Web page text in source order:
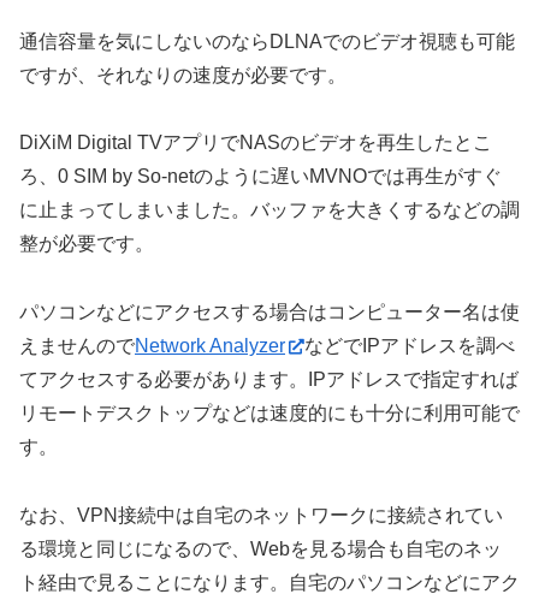
通信容量を気にしないのならDLNAでのビデオ視聴も可能
ですが、それなりの速度が必要です。
DiXiM Digital TVアプリでNASのビデオを再生したとこ
ろ、0 SIM by So-netのように遅いMVNOでは再生がすぐ
に止まってしまいました。バッファを大きくするなどの調
整が必要です。
パソコンなどにアクセスする場合はコンピューター名は使
えませんのでNetwork Analyzer
などでIPアドレスを調べ
てアクセスする必要があります。IPアドレスで指定すれば
リモートデスクトップなどは速度的にも十分に利用可能で
す。
なお、VPN接続中は自宅のネットワークに接続されてい
る環境と同じになるので、Webを見る場合も自宅のネッ
ト経由で見ることになります。自宅のパソコンなどにアク